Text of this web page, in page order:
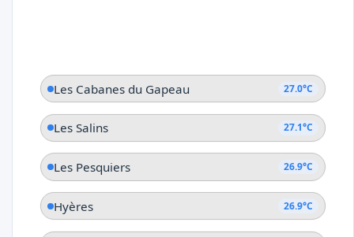
Les Cabanes du Gapeau 27.0°C
Les Salins 27.1°C
Les Pesquiers 26.9°C
Hyères 26.9°C